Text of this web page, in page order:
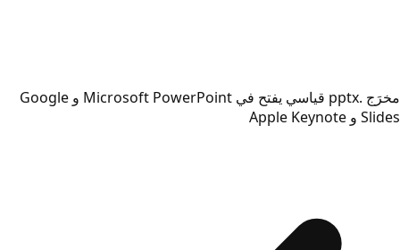
مخرَج .pptx قياسي يفتح في Microsoft PowerPoint و Google
Slides و Apple Keynote